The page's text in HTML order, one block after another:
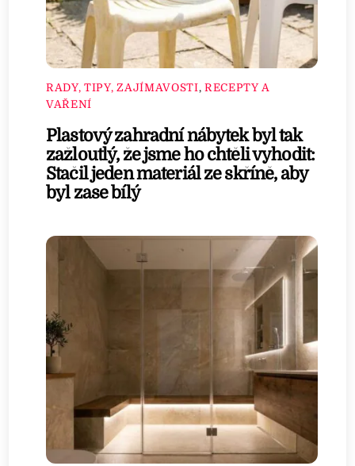
RADY, TIPY, ZAJÍMAVOSTI, RECEPTY A
VAŘENÍ
Plastový zahradní nábytek byl tak
zažloutlý, že jsme ho chtěli vyhodit:
Stačil jeden materiál ze skříně, aby
byl zase bílý